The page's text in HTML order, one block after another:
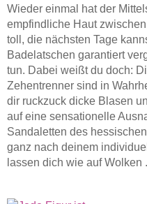
Wieder einmal hat der
empfindliche Haut
toll, die nächsten Tage
Badelatschen garantiert
tun. Dabei weißt du doch:
Zehentrenner sind in
dir ruckzuck dicke Blasen
auf eine sensationelle
Sandaletten des
ganz nach deinem
lassen dich wie auf Wolken